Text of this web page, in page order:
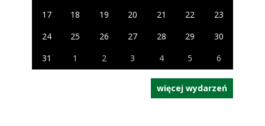
17
18 19 20 21 22
23
24
25 26 27 28 29
30
31
1 2 3 4 5 6
więcej wydarzeń